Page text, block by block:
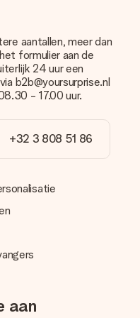
Op dit kaartje kun
zodat de ontvanger
is.
om jouw
we onze cadeaus in
is jouw cadeau klaar om
je bij de meeste cadeaus
ik mijn cadeau in huis?
van het
aantallen, meer dan
formulier aan de
24 uur een
b2b@yoursurprise.nl
- 17.00 uur.
+32 3 808 51 86
aan